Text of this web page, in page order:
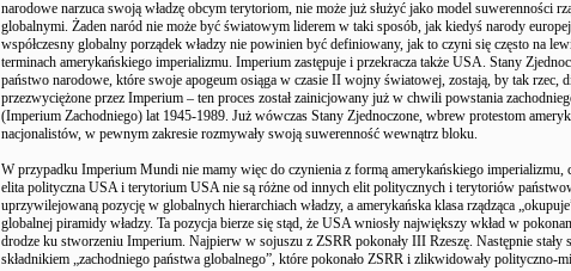
narodowe narzuca swoją władzę obcym terytoriom, nie może już służyć jako model suwerenności
globalnymi. Żaden naród nie może być światowym liderem w taki sposób, jak kiedyś narody
współczesny globalny porządek władzy nie powinien być definiowany, jak to czyni się często na
terminach amerykańskiego imperializmu. Imperium zastępuje i przekracza także USA. Stany
państwo narodowe, które swoje apogeum osiąga w czasie II wojny światowej, zostają, by tak rzec,
przezwyciężone przez Imperium – ten proces został zainicjowany już w chwili powstania
(Imperium Zachodniego) lat 1945-1989. Już wówczas Stany Zjednoczone, wbrew protestom
nacjonalistów, w pewnym zakresie rozmywały swoją suwerenność wewnątrz bloku.
W przypadku Imperium Mundi nie mamy więc do czynienia z formą amerykańskiego imperializmu,
elita polityczna USA i terytorium USA nie są różne od innych elit politycznych i terytoriów
uprzywilejowaną pozycję w globalnych hierarchiach władzy, a amerykańska klasa rządząca
globalnej piramidy władzy. Ta pozycja bierze się stąd, że USA wniosły największy wkład w
drodze ku stworzeniu Imperium. Najpierw w sojuszu z ZSRR pokonały III Rzeszę. Następnie stały
składnikiem „zachodniego państwa globalnego”, które pokonało ZSRR i zlikwidowały polityczno-